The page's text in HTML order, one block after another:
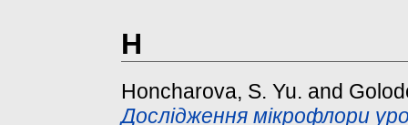
H
Honcharova, S. Yu. and
Дослідження мікрофлори